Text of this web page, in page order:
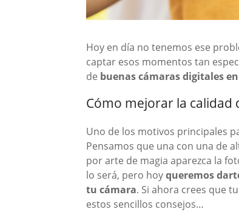
Hoy en día no tenemos ese
captar esos momentos tan
de buenas cámaras digitales
Cómo mejorar la calidad
Uno de los motivos principales
Pensamos que una con una de
por arte de magia aparezca la
lo será, pero hoyqueremos
tu cámara. Si ahora crees que
estos sencillos consejos…